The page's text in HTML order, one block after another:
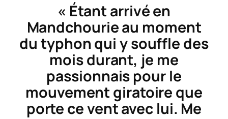
« Étant arrivé en
Mandchourie au moment
du typhon qui y souffle des
mois durant, je me
passionnais pour le
mouvement giratoire que
porte ce vent avec lui. Me